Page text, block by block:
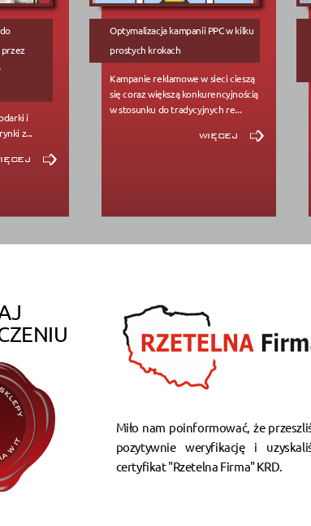
i
z...
Optymalizacja kampanii PPC w kilku
prostych krokach
Kampanie reklamowe w sieci cieszą
się coraz większą konkurencyjnością
w stosunku do tradycyjnych re...
więcej
Miło nam poinformować, że
pozytywnie weryfikację i
certyfikat "Rzetelna Firma" KRD.